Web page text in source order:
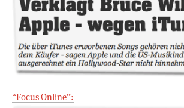
“Focus Online”: